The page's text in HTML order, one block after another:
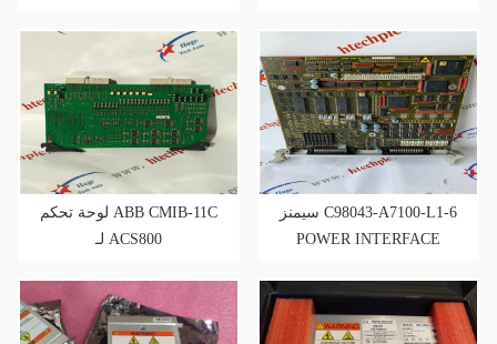
لوحة تحكم ABB CMIB-11C
لـ ACS800
سيمنز C98043-A7100-L1-6
POWER INTERFACE